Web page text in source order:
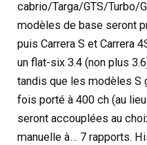
cabrio/Targa/GTS/Turbo/
modèles de base seront
puis Carrera S et Carrera
un flat-six 3.4 (non plus
tandis que les modèles S
fois porté à 400 ch (au
seront accouplées au
manuelle à… 7 rapports.